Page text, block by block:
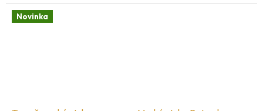
země původu: Španělsko
Novinka